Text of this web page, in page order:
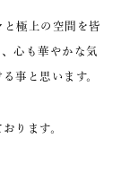
極上の空間を皆
心も華やかな気
事と思います。
ります。